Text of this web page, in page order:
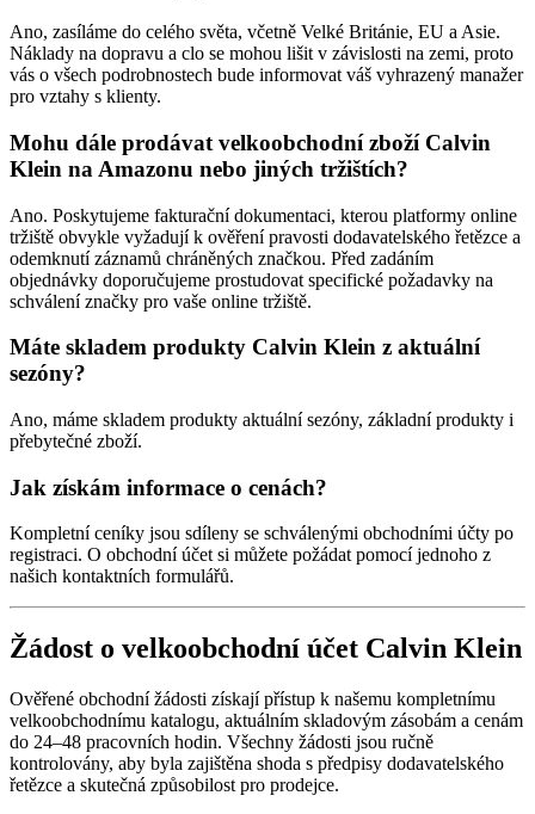
Ano, zasíláme do celého světa, včetně Velké Británie, EU a Asie.
Náklady na dopravu a clo se mohou lišit v závislosti na zemi, proto
vás o všech podrobnostech bude informovat váš vyhrazený manažer
pro vztahy s klienty.
Mohu dále prodávat velkoobchodní zboží Calvin
Klein na Amazonu nebo jiných tržištích?
Ano. Poskytujeme fakturační dokumentaci, kterou platformy online
tržiště obvykle vyžadují k ověření pravosti dodavatelského řetězce a
odemknutí záznamů chráněných značkou. Před zadáním
objednávky doporučujeme prostudovat specifické požadavky na
schválení značky pro vaše online tržiště.
Máte skladem produkty Calvin Klein z aktuální
sezóny?
Ano, máme skladem produkty aktuální sezóny, základní produkty i
přebytečné zboží.
Jak získám informace o cenách?
Kompletní ceníky jsou sdíleny se schválenými obchodními účty po
registraci. O obchodní účet si můžete požádat pomocí jednoho z
našich kontaktních formulářů.
Žádost o velkoobchodní účet Calvin Klein
Ověřené obchodní žádosti získají přístup k našemu kompletnímu
velkoobchodnímu katalogu, aktuálním skladovým zásobám a cenám
do 24–48 pracovních hodin. Všechny žádosti jsou ručně
kontrolovány, aby byla zajištěna shoda s předpisy dodavatelského
řetězce a skutečná způsobilost pro prodejce.